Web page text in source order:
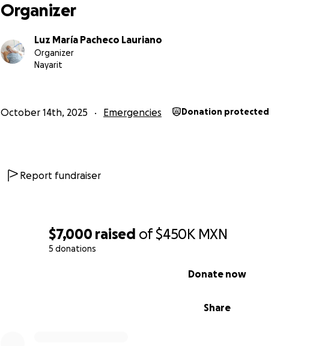
$7,000 raised of$450K MXN
5 donations
Share
Donate now
Organizer
Luz María Pacheco Lauriano
Organizer
Nayarit
October 14th, 2025 Emergencies Donation protected
Report fundraiser